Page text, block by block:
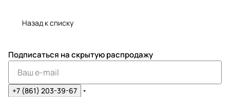
Назад к списку
Подписаться на скрытую распродажу
+7 (861) 203-39-67